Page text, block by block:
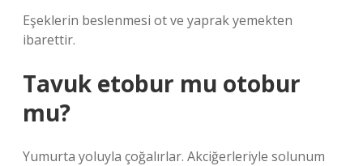
Eşeklerin beslenmesi ot ve yaprak yemekten
ibarettir.
Tavuk etobur mu otobur
mu?
Yumurta yoluyla çoğalırlar. Akciğerleriyle solunum